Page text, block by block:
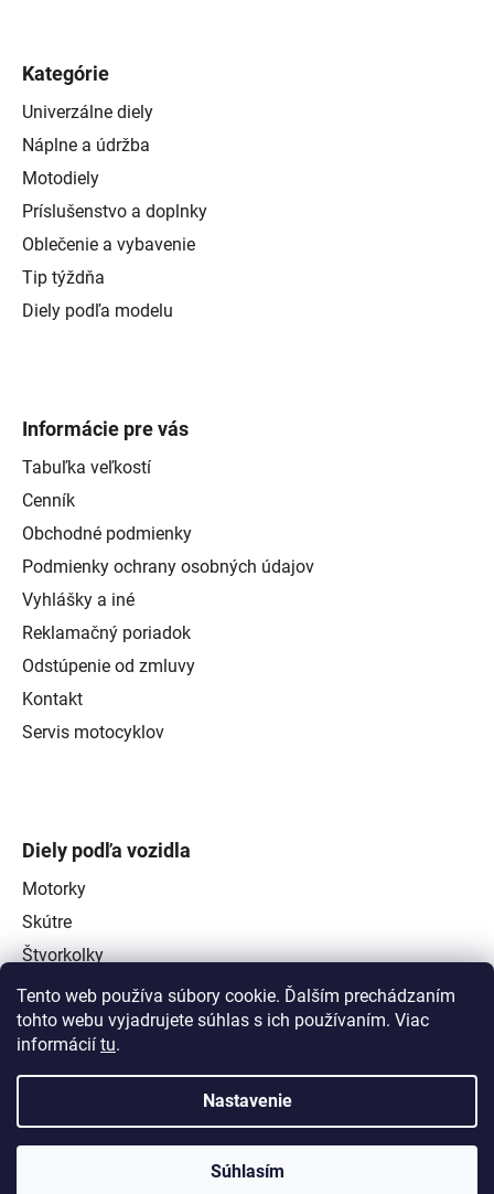
Tento web používa súbory cookie. Ďalším prechádzaním
tohto webu vyjadrujete súhlas s ich používaním. Viac
informácií tu.
Nastavenie
Súhlasím
Kategórie
Univerzálne diely
Náplne a údržba
Motodiely
Príslušenstvo a doplnky
Oblečenie a vybavenie
Tip týždňa
Diely podľa modelu
Informácie pre vás
Tabuľka veľkostí
Cenník
Obchodné podmienky
Podmienky ochrany osobných údajov
Vyhlášky a iné
Reklamačný poriadok
Odstúpenie od zmluvy
Kontakt
Servis motocyklov
Diely podľa vozidla
Motorky
Skútre
Štvorkolky
Vytvoril Shoptet